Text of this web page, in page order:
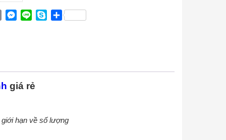
EmailMessenger
Line SkypeShare
giá rẻ
hạn về số lượng